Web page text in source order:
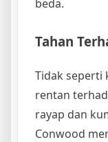
beda.
Tahan
Tidak seperti
rentan
rayap dan
Conwood